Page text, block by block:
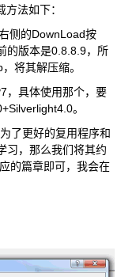
法如下：
侧的DownLoad按
的版本是0.8.8.9，所
将其解压缩。
，具体使用那个，要
。
了更好的复用程序和
习，那么我们将其约
的篇章即可，我会在